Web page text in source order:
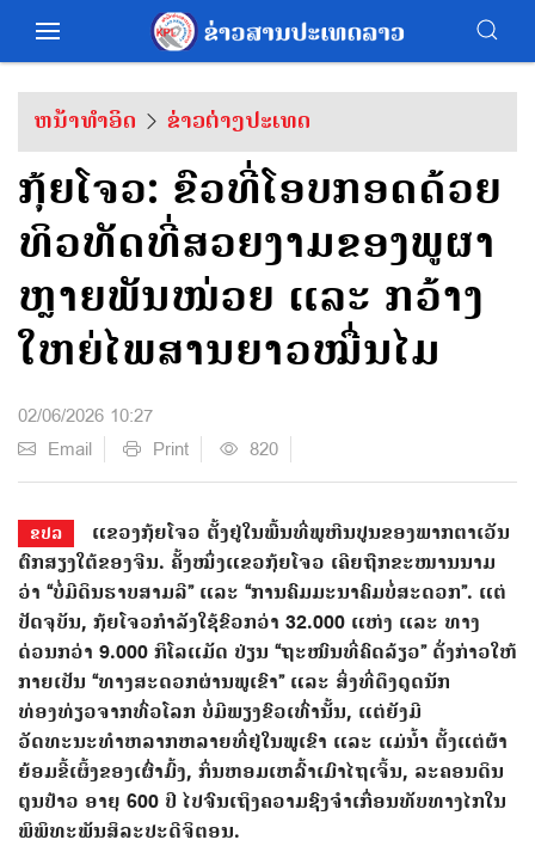
ຫນ້າທຳອິດ ຂ່າວຕ່າງປະເທດ
ກຸ້ຍໂຈວ: ຂົວທີ່ໂອບກອດດ້ວຍ
ທິວທັດທີ່ສວຍງາມຂອງພູຜາ
ຫຼາຍພັນໜ່ວຍ ແລະ ກວ້າງ
ໃຫຍ່ໄພສານຍາວໝື່ນໄມ
02/06/2026 10:27
Email
Print 820
ຂປລ
ແຂວງກຸ້ຍໂຈວ ຕັ້ງຢູ່ໃນພື້ນທີ່ພູຫີນປູນຂອງພາກຕາເວັນ
ຕົກສຽງໃຕ້ຂອງຈີນ. ຄັ້ງໝຶ່ງແຂວກຸ້ຍໂຈວ ເຄີຍຖືກຂະໜານນາມ
ວ່າ “ບໍ່ມີດິນຮາບສາມລີ” ແລະ “ການຄົມມະນາຄົມບໍ່ສະດວກ”. ແຕ່
ປັດຈຸບັນ, ກຸ້ຍໂຈວກຳລັງໃຊ້ຂົວກວ່າ 32.000 ແຫ່ງ ແລະ ທາງ
ດ່ວນກວ່າ 9.000 ກິໂລແມັດ ປ່ຽນ “ຖະໜົນທີ່ຄົດລ້ຽວ” ດັ່ງກ່າວໃຫ້
ກາຍເປັນ “ທາງສະດວກຜ່ານພູເຂົາ” ແລະ ສິ່ງທີ່ດຶງດູດນັກ
ທ່ອງທ່ຽວຈາກທົ່ວໂລກ ບໍ່ມີພຽງຂົວເທົ່ານັ້ນ, ແຕ່ຍັງມີ
ວັດທະນະທຳຫລາກຫລາຍທີ່ຢູ່ໃນພູເຂົາ ແລະ ແມ່ນ້ຳ ຕັ້ງແຕ່ຜ້າ
ຍ້ອມຂີ້ເຜິ້ງຂອງເຜົ່າມົ້ງ, ກິ່ນຫອມເຫລົ້າເມົາໄຖເຈິ້ນ, ລະຄອນດິນ
ຕູນປ້າວ ອາຍຸ 600 ປີ ໄປຈົນເຖິງຄວາມຊົງຈຳເກື່ອນທັບທາງໄກໃນ
ພິພິທະພັນສິລະປະດີຈິຕອນ.